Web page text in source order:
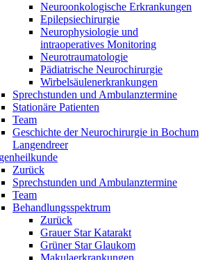
Neuroonkologische Erkrankungen
Epilepsiechirurgie
Neurophysiologie und
intraoperatives Monitoring
Neurotraumatologie
Pädiatrische Neurochirurgie
Wirbelsäulenerkrankungen
Sprechstunden und Ambulanztermine
Stationäre Patienten
Team
Geschichte der Neurochirurgie in Bochum
Langendreer
Zurück
Sprechstunden und Ambulanztermine
Team
Behandlungsspektrum
Zurück
Grauer Star Katarakt
Grüner Star Glaukom
Makulaerkrankungen